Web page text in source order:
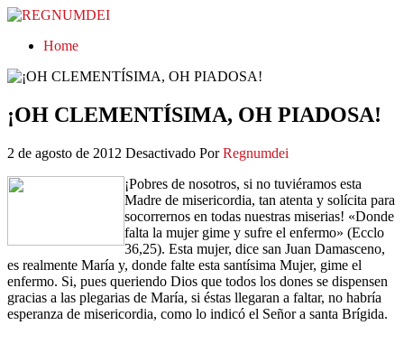
REGNUMDEI
Home
¡OH CLEMENTÍSIMA, OH PIADOSA!
2 de agosto de 2012 Desactivado Por Regnumdei
¡Pobres de nosotros, si no tuviéramos esta
Madre de misericordia, tan atenta y solícita para
socorrernos en todas nuestras miserias! «Donde
falta la mujer gime y sufre el enfermo» (Ecclo
36,25). Esta mujer, dice san Juan Damasceno,
es realmente María y, donde falte esta santísima Mujer, gime el
enfermo. Si, pues queriendo Dios que todos los dones se dispensen
gracias a las plegarias de María, si éstas llegaran a faltar, no habría
esperanza de misericordia, como lo indicó el Señor a santa Brígida.